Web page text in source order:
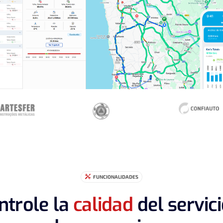
 FUNCIONALIDADES
la calidad del